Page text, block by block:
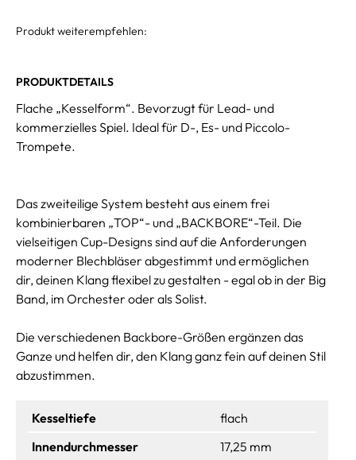
Produkt weiterempfehlen:
PRODUKTDETAILS
Flache „Kesselform“. Bevorzugt für Lead- und
kommerzielles Spiel. Ideal für D-, Es- und Piccolo-
Trompete.
Das zweiteilige System besteht aus einem frei
kombinierbaren „TOP“- und „BACKBORE“-Teil. Die
vielseitigen Cup-Designs sind auf die Anforderungen
moderner Blechbläser abgestimmt und ermöglichen
dir, deinen Klang flexibel zu gestalten - egal ob in der Big
Band, im Orchester oder als Solist.
Die verschiedenen Backbore-Größen ergänzen das
Ganze und helfen dir, den Klang ganz fein auf deinen Stil
abzustimmen.
Kesseltiefe
flach
Innendurchmesser
17,25 mm